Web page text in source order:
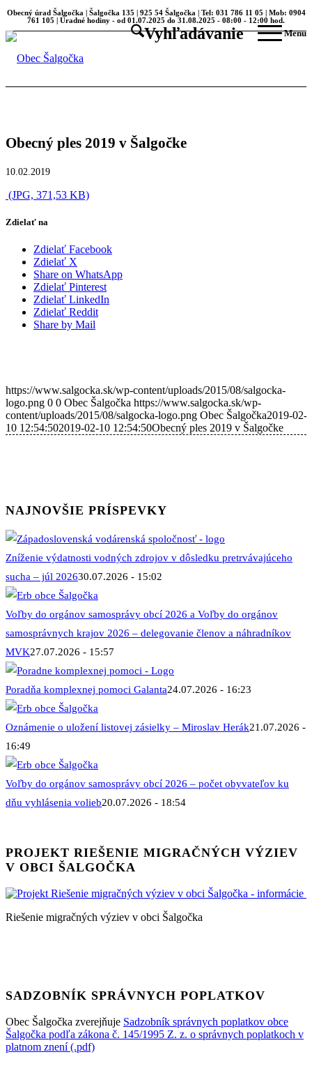
Obecný úrad Šalgočka | Šalgočka 135 | 925 54 Šalgočka | Tel: 031 786 11 05 | Mob: 0904
761 105 | Úradné hodiny - od 01.07.2025 do 31.08.2025 - 08:00 - 12:00 hod.
Vyhľadávanie Menu
Obecný ples 2019 v Šalgočke
10.02.2019
(JPG, 371,53 KB)
Zdielať na
Zdielať Facebook
Zdielať X
Share on WhatsApp
Zdielať Pinterest
Zdielať LinkedIn
Zdielať Reddit
Share by Mail
https://www.salgocka.sk/wp-content/uploads/2015/08/salgocka-
logo.png 0 0 Obec Šalgočka https://www.salgocka.sk/wp-
content/uploads/2015/08/salgocka-logo.png Obec Šalgočka2019-02-
10 12:54:502019-02-10 12:54:50Obecný ples 2019 v Šalgočke
NAJNOVŠIE PRÍSPEVKY
Zníženie výdatnosti vodných zdrojov v dôsledku pretrvávajúceho
sucha – júl 202630.07.2026 - 15:02
Voľby do orgánov samosprávy obcí 2026 a Voľby do orgánov
samosprávnych krajov 2026 – delegovanie členov a náhradníkov
MVK27.07.2026 - 15:57
Poradňa komplexnej pomoci Galanta24.07.2026 - 16:23
Oznámenie o uložení listovej zásielky – Miroslav Herák21.07.2026 -
16:49
Voľby do orgánov samosprávy obcí 2026 – počet obyvateľov ku
dňu vyhlásenia volieb20.07.2026 - 18:54
PROJEKT RIEŠENIE MIGRAČNÝCH VÝZIEV
V OBCI ŠALGOČKA
Riešenie migračných výziev v obci Šalgočka
SADZOBNÍK SPRÁVNYCH POPLATKOV
Obec Šalgočka zverejňuje Sadzobník správnych poplatkov obce
Šalgočka podľa zákona č. 145/1995 Z. z. o správnych poplatkoch v
platnom znení (.pdf)